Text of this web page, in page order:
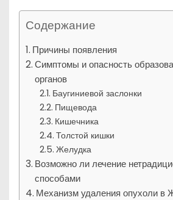
Содержание
Причины появления
Симптомы и опасность
органов
Баугиниевой заслонки
Пищевода
Кишечника
Толстой кишки
Желудка
Возможно ли лечение
способами
Механизм удаления опухоли в